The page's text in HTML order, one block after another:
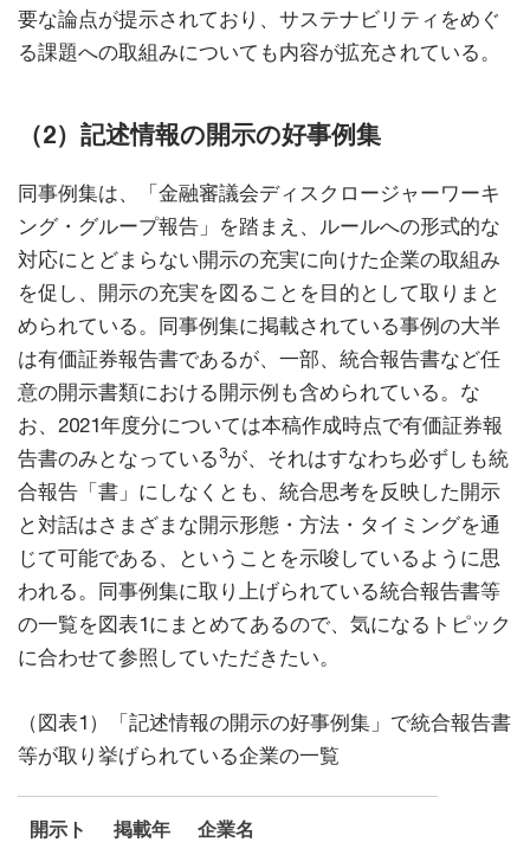
要な論点が提示されており、サステナビリティをめぐ
る課題への取組みについても内容が拡充されている。
（2）記述情報の開示の好事例集
同事例集は、「金融審議会ディスクロージャーワーキ
ング・グループ報告」を踏まえ、ルールへの形式的な
対応にとどまらない開示の充実に向けた企業の取組み
を促し、開示の充実を図ることを目的として取りまと
められている。同事例集に掲載されている事例の大半
は有価証券報告書であるが、一部、統合報告書など任
意の開示書類における開示例も含められている。な
お、2021年度分については本稿作成時点で有価証券報
告書のみとなっている3が、それはすなわち必ずしも統
合報告「書」にしなくとも、統合思考を反映した開示
と対話はさまざまな開示形態・方法・タイミングを通
じて可能である、ということを示唆しているように思
われる。同事例集に取り上げられている統合報告書等
の一覧を図表1にまとめてあるので、気になるトピック
に合わせて参照していただきたい。
（図表1）「記述情報の開示の好事例集」で統合報告書
等が取り挙げられている企業の一覧
開示ト
掲載年
企業名